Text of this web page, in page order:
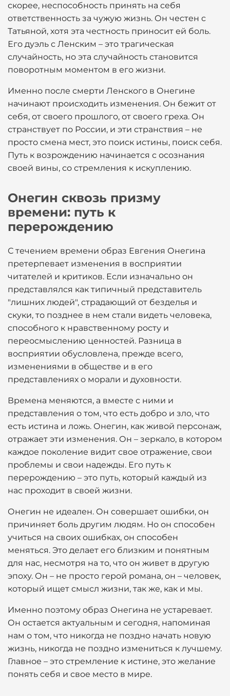
скорее, неспособность принять на себя
ответственность за чужую жизнь. Он честен с
Татьяной, хотя эта честность приносит ей боль.
Его дуэль с Ленским – это трагическая
случайность, но эта случайность становится
поворотным моментом в его жизни.
Именно после смерти Ленского в Онегине
начинают происходить изменения. Он бежит от
себя, от своего прошлого, от своего греха. Он
странствует по России, и эти странствия – не
просто смена мест, это поиск истины, поиск себя.
Путь к возрождению начинается с осознания
своей вины, со стремления к искуплению.
Онегин сквозь призму
времени: путь к
перерождению
С течением времени образ Евгения Онегина
претерпевает изменения в восприятии
читателей и критиков. Если изначально он
представлялся как типичный представитель
"лишних людей", страдающий от безделья и
скуки, то позднее в нем стали видеть человека,
способного к нравственному росту и
переосмыслению ценностей. Разница в
восприятии обусловлена, прежде всего,
изменениями в обществе и в его
представлениях о морали и духовности.
Времена меняются, а вместе с ними и
представления о том, что есть добро и зло, что
есть истина и ложь. Онегин, как живой персонаж,
отражает эти изменения. Он – зеркало, в котором
каждое поколение видит свое отражение, свои
проблемы и свои надежды. Его путь к
перерождению – это путь, который каждый из
нас проходит в своей жизни.
Онегин не идеален. Он совершает ошибки, он
причиняет боль другим людям. Но он способен
учиться на своих ошибках, он способен
меняться. Это делает его близким и понятным
для нас, несмотря на то, что он живет в другую
эпоху. Он – не просто герой романа, он – человек,
который ищет смысл жизни, так же, как и мы.
Именно поэтому образ Онегина не устаревает.
Он остается актуальным и сегодня, напоминая
нам о том, что никогда не поздно начать новую
жизнь, никогда не поздно измениться к лучшему.
Главное – это стремление к истине, это желание
понять себя и свое место в мире.